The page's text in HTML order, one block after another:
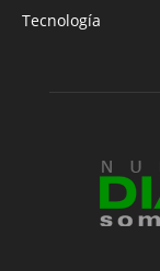
Tecnología